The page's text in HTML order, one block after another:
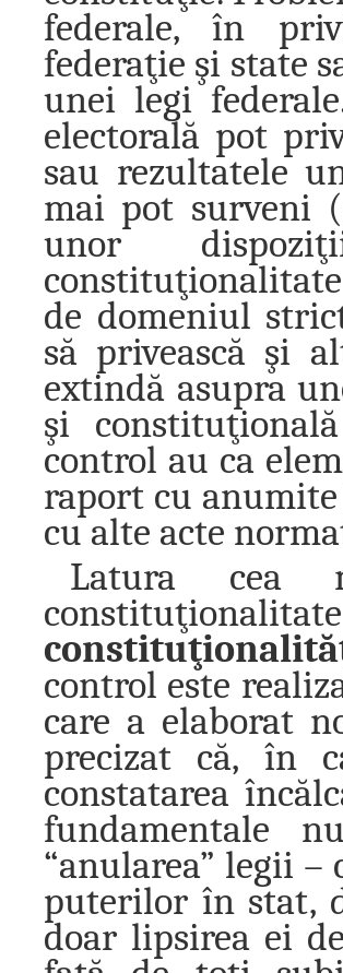
federale, în
federaţie şi state
unei legi
electorală pot
sau rezultatele
mai pot surveni
unor
de domeniul
să privească şi
extindă asupra
şi
control au ca
raport cu anumite
cu alte acte
Latura cea
control este
care a elaborat
precizat că, în
constatarea
fundamentale
“anularea” legii
puterilor în stat,
doar lipsirea ei